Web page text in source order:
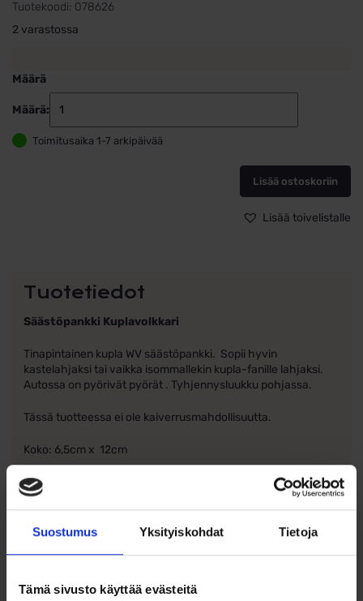
Suostumus Yksityiskohdat Tietoja
Tämä sivusto käyttää evästeitä
Tuotekoodi: 078626
2 varastossa
Määrä
Määrä:
määrä
Toimitusaika 1-7 arkipäivää
Lisää ostoskoriin
Lisää toivelistalle
Tuotetiedot
Säästöpankki Kuplavolkkari
Tinapintainen kupla WV säästöpankki. Sopii hyvin
kastelahjaksi tai vaikka isommallekin kupla-fanille lahjaksi.
Autossa on pyörivät pyörät . Tyhjennysluukku pohjassa.
Tässä tuotteessa ei ole kaiverrusmahdollisuutta.
Koko: 6,5cm x 12cm
koon valintaan